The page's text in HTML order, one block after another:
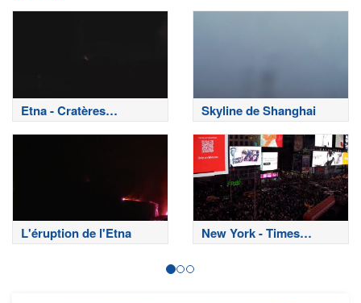
Etna - Cratères
sommitaux
Skyline de Shanghai
L'éruption de l'Etna
New York - Times
Square